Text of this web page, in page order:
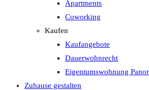
Apartments
Coworking
Kaufen
Kaufangebote
Dauerwohnrecht
Eigentumswohnung
Zuhause gestalten